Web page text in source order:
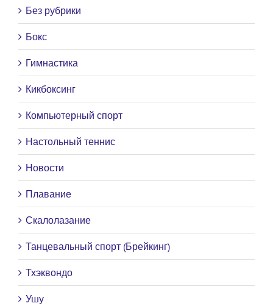
Без рубрики
Бокс
Гимнастика
Кикбоксинг
Компьютерный спорт
Настольный теннис
Новости
Плавание
Скалолазание
Танцевальный спорт (Брейкинг)
Тхэквондо
Ушу